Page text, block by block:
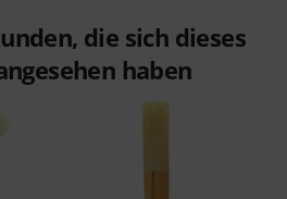
die sich dieses
haben